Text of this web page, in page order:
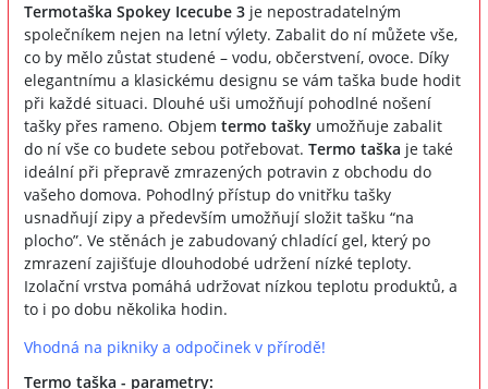
Termotaška Spokey Icecube 3 je nepostradatelným
společníkem nejen na letní výlety. Zabalit do ní můžete vše,
co by mělo zůstat studené – vodu, občerstvení, ovoce. Díky
elegantnímu a klasickému designu se vám taška bude hodit
při každé situaci. Dlouhé uši umožňují pohodlné nošení
tašky přes rameno. Objem termo tašky umožňuje zabalit
do ní vše co budete sebou potřebovat. Termo taška je také
ideální při přepravě zmrazených potravin z obchodu do
vašeho domova. Pohodlný přístup do vnitřku tašky
usnadňují zipy a především umožňují složit tašku “na
plocho”. Ve stěnách je zabudovaný chladící gel, který po
zmrazení zajišťuje dlouhodobé udržení nízké teploty.
Izolační vrstva pomáhá udržovat nízkou teplotu produktů, a
to i po dobu několika hodin.
Vhodná na pikniky a odpočinek v přírodě!
Termo taška - parametry: